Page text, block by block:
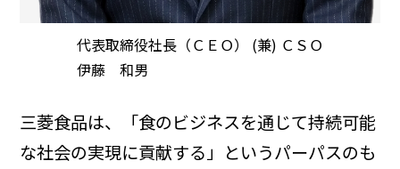
代表取締役社長（ＣＥＯ） (兼) ＣＳＯ
伊藤 和男
三菱食品は、「食のビジネスを通じて持続可能
な社会の実現に貢献する」というパーパスのも